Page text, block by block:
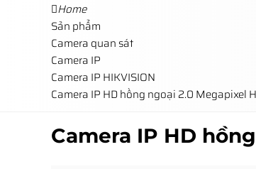
Home
Sản phẩm
Camera quan sát
Camera IP
Camera IP HIKVISION
Camera IP HD hồng ngoại 2.0 Megapixel
Camera IP HD